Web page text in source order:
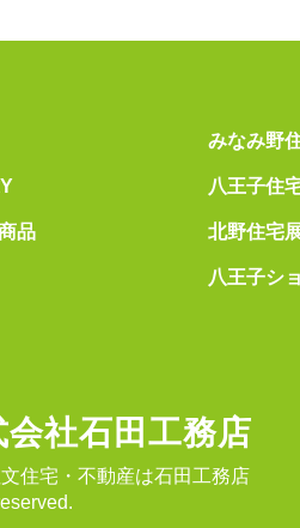
品
みなみ野
八王子住
北野住宅
八王子シ
会社石田工務店
住宅・不動産は石田工務店